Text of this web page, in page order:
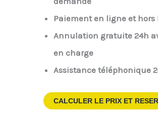
Paiement en ligne et hors
Annulation gratuite 24h
en charge
Assistance téléphonique
CALCULER LE PRIX ET